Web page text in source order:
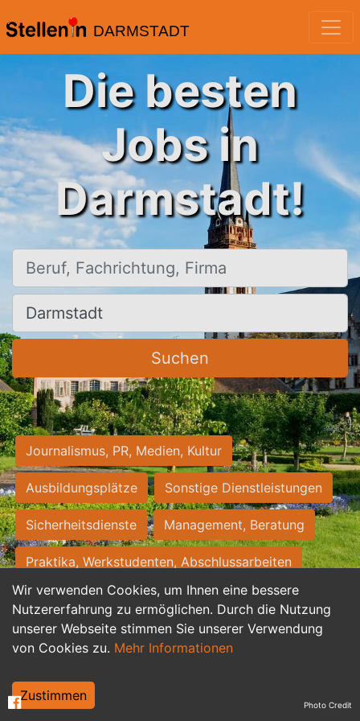
DARMSTADT
Wir verwenden Cookies, um Ihnen eine bessere
Nutzererfahrung zu ermöglichen. Durch die Nutzung
unserer Webseite stimmen Sie unserer Verwendung
von Cookies zu. Mehr Informationen
Zustimmen
Die besten
Jobs in
Darmstadt!
Beruf, Fachrichtung, Firma
Ort, Stadt
Suchen
Journalismus, PR, Medien, Kultur
Ausbildungsplätze Sonstige Dienstleistungen
Sicherheitsdienste Management, Beratung
Praktika, Werkstudenten, Abschlussarbeiten
Personalwesen Assistenz, Sekretariat
Hilfskräfte, Aushilfs- und Nebenjobs
Weiterbildung, Studium, duale Ausbildung Photo Credit